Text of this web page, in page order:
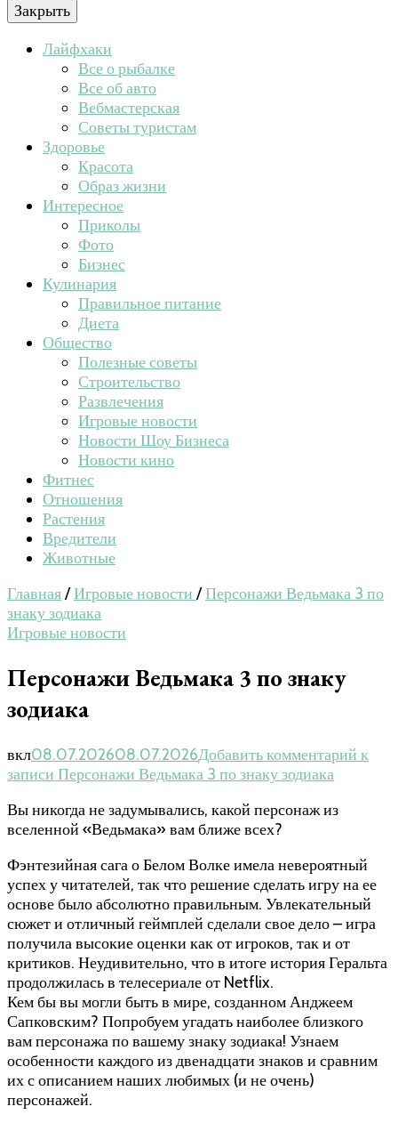
Закрыть
Лайфхаки
Все о рыбалке
Все об авто
Вебмастерская
Советы туристам
Здоровье
Красота
Образ жизни
Интересное
Приколы
Фото
Бизнес
Кулинария
Правильное питание
Диета
Общество
Полезные советы
Строительство
Развлечения
Игровые новости
Новости Шоу Бизнеса
Новости кино
Фитнес
Отношения
Растения
Вредители
Животные
Главная/Игровые новости /Персонажи Ведьмака 3 по
знаку зодиака
Игровые новости
Персонажи Ведьмака 3 по знаку
зодиака
вкл08.07.202608.07.2026Добавить комментарий к
записи Персонажи Ведьмака 3 по знаку зодиака
Вы никогда не задумывались, какой персонаж из
вселенной «Ведьмака» вам ближе всех?
Фэнтезийная сага о Белом Волке имела невероятный
успех у читателей, так что решение сделать игру на ее
основе было абсолютно правильным. Увлекательный
сюжет и отличный геймплей сделали свое дело – игра
получила высокие оценки как от игроков, так и от
критиков. Неудивительно, что в итоге история Геральта
продолжилась в телесериале от Netflix.
Кем бы вы могли быть в мире, созданном Анджеем
Сапковским? Попробуем угадать наиболее близкого
вам персонажа по вашему знаку зодиака! Узнаем
особенности каждого из двенадцати знаков и сравним
их с описанием наших любимых (и не очень)
персонажей.